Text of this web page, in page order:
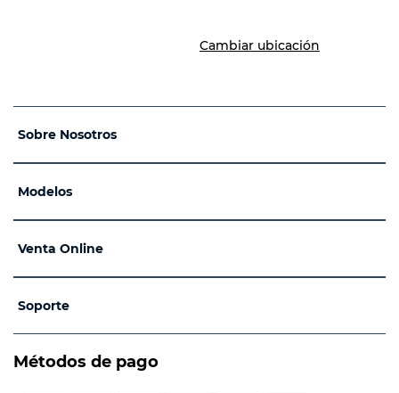
Cambiar ubicación
Sobre Nosotros
Modelos
Venta Online
Soporte
Métodos de pago